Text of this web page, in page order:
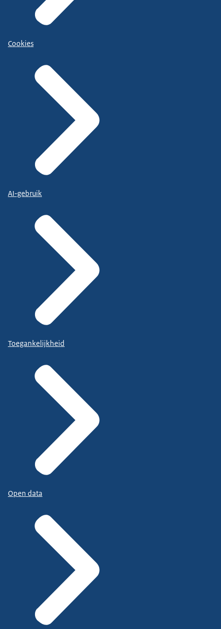
Cookies
AI-gebruik
Toegankelijkheid
Open data